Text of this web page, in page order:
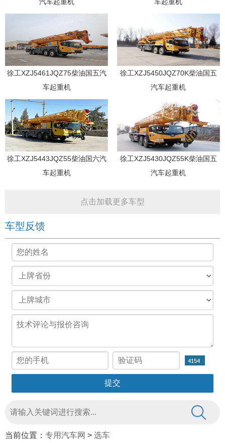
徐工XZJ5461JQZ75柴油国五汽
车起重机
徐工XZJ5450JQZ70K柴油国五
汽车起重机
徐工XZJ5443JQZ55柴油国六汽
车起重机
徐工XZJ5430JQZ55K柴油国五
汽车起重机
点击加载更多车型
车型反馈
当前位置： 专用汽车网 > 选车